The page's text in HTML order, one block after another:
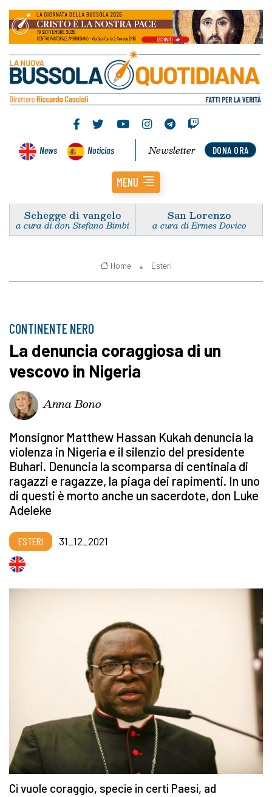
News Noticias DONA ORA
Newsletter
MENU
Schegge di vangelo
a cura di don Stefano Bimbi
San Lorenzo
a cura di Ermes Dovico
Home Esteri
CONTINENTE NERO
La denuncia coraggiosa di un
vescovo in Nigeria
Anna Bono
Monsignor Matthew Hassan Kukah denuncia la
violenza in Nigeria e il silenzio del presidente
Buhari. Denuncia la scomparsa di centinaia di
ragazzi e ragazze, la piaga dei rapimenti. In uno
di questi è morto anche un sacerdote, don Luke
Adeleke
ESTERI 31_12_2021
Ci vuole coraggio, specie in certi Paesi, ad